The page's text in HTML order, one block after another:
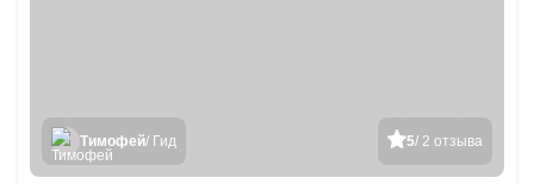
5/ 2 отзыва
Тимофей/ Гид